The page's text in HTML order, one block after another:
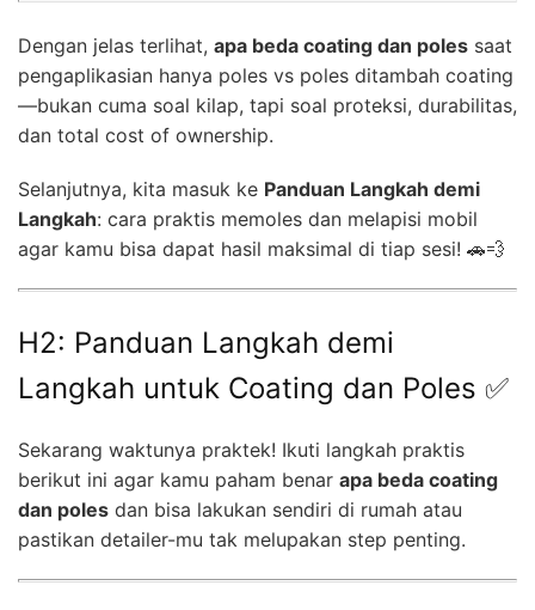
Dengan jelas terlihat, apa beda coating dan poles saat
pengaplikasian hanya poles vs poles ditambah coating
—bukan cuma soal kilap, tapi soal proteksi, durabilitas,
dan total cost of ownership.
Selanjutnya, kita masuk ke Panduan Langkah demi
Langkah: cara praktis memoles dan melapisi mobil
agar kamu bisa dapat hasil maksimal di tiap sesi! 🚗💨
H2: Panduan Langkah demi
Langkah untuk Coating dan Poles ✅
Sekarang waktunya praktek! Ikuti langkah praktis
berikut ini agar kamu paham benar apa beda coating
dan poles dan bisa lakukan sendiri di rumah atau
pastikan detailer-mu tak melupakan step penting.